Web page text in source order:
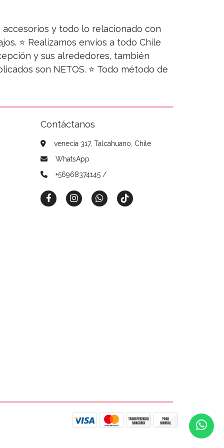
accesorios y todo lo relacionado con
⭐ Realizamos envíos a todo Chile
y sus alrededores, también
son NETOS. ⭐ Todo método de
Contáctanos
venecia 317, Talcahuano, Chile
WhatsApp
+56968374145 /